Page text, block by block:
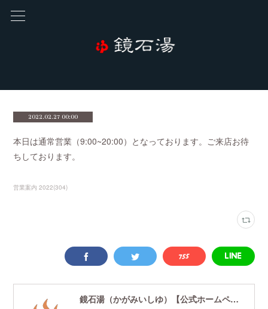
2022.02.27 00:00
本日は通常営業（9:00~20:00）となっております。ご来店お待
ちしております。
営業案内 2022(304)
鏡石湯（かがみいしゆ）【公式ホームページ】